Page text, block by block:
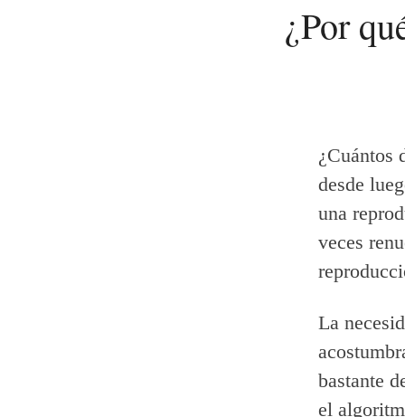
¿Por
¿Cuántos
desde
una
veces
La
bastante
el